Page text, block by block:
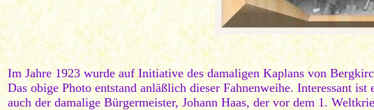
Im Jahre 1923 wurde auf Initiative des damaligen Kaplans von
Das obige Photo entstand anläßlich dieser Fahnenweihe. Interessant
auch der damalige Bürgermeister, Johann Haas, der vor dem 1.